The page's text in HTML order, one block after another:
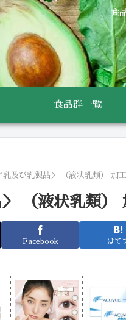
食
食品群一覧
乳及び乳製品＞ （液状乳類） 加
＞ （液状乳類
Facebook はて